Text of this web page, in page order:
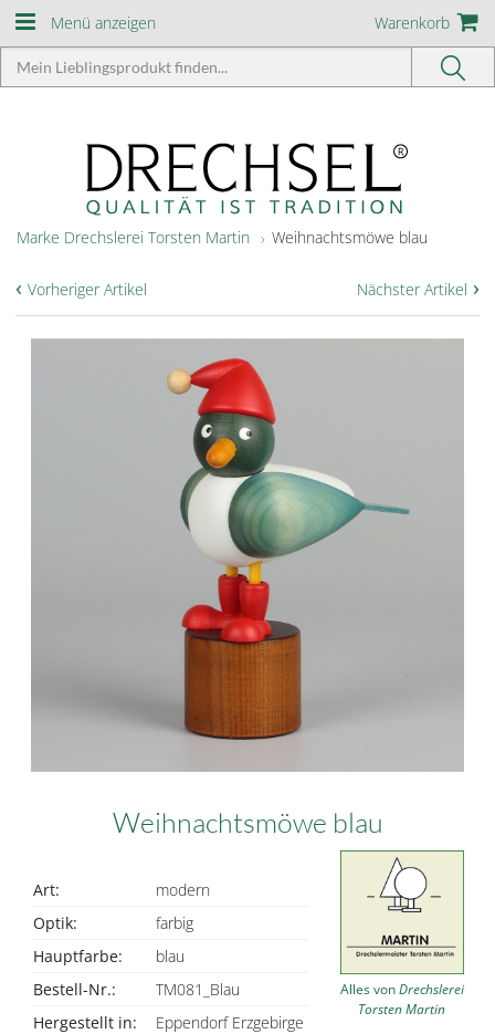
Menü anzeigen Warenkorb
Marke Drechslerei Torsten Martin Weihnachtsmöwe blau
Nächster Artikel ›
‹ Vorheriger Artikel
Weihnachtsmöwe blau
Art:
modern
Optik:
farbig
Hauptfarbe:
blau
Bestell-Nr.:
TM081_Blau
Hergestellt in:
Eppendorf Erzgebirge
Alles vonDrechslerei
Torsten Martin